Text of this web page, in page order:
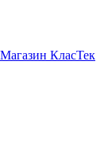
Магазин КласТек